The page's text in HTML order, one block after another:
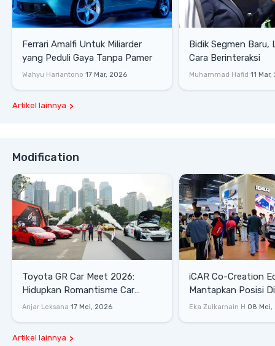
Ferrari Amalfi Untuk Miliarder
yang Peduli Gaya Tanpa Pamer
Wahyu Hariantono 17 Mar, 2026
Bidik Segmen Baru,
Cara Berinteraksi
Muhammad Hafid 11
Artikel lainnya
Modification
Toyota GR Car Meet 2026:
Hidupkan Romantisme Car
Culture Era 90-an
Anjar Leksana 17 Mei, 2026
iCAR Co-Creation
Mantapkan Posisi
Gaya Hidup
Eka Zulkarnain H 08 Mei,
Artikel lainnya